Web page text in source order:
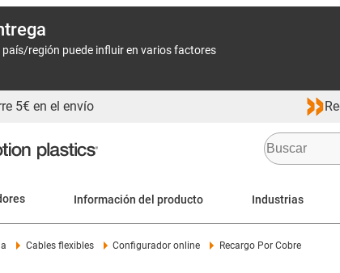
país/región puede influir en varios factores
5€ en el envío
Información del producto Industrias
Cables flexibles Configurador online Recargo Por Cobre